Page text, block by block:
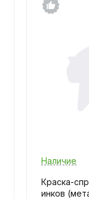
Наличие
Краска-
инков